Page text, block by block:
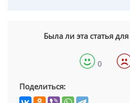
Была ли эта статья
0
Поделиться: